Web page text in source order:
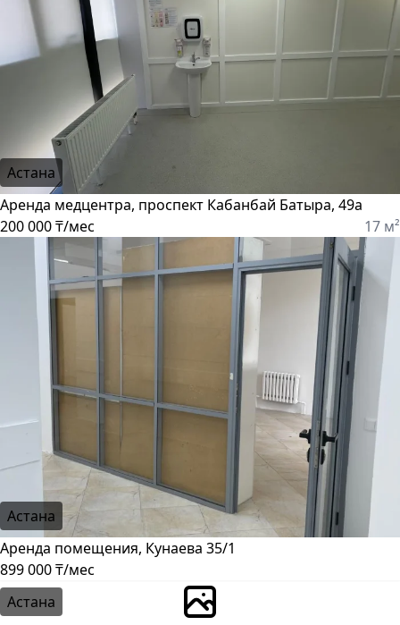
Астана
Аренда медцентра, проспект Кабанбай Батыра, 49а
200 000 ₸/мес
17 м²
Астана
Аренда помещения, Кунаева 35/1
899 000 ₸/мес
Астана